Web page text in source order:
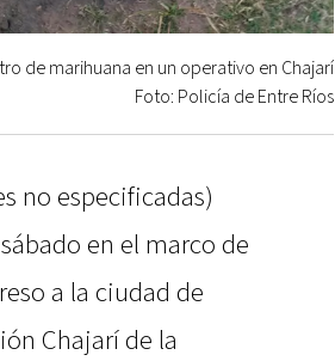
de marihuana en un operativo en Chajarí
Foto: Policía de Entre Ríos
no especificadas)
en el marco de
a la ciudad de
Chajarí de la